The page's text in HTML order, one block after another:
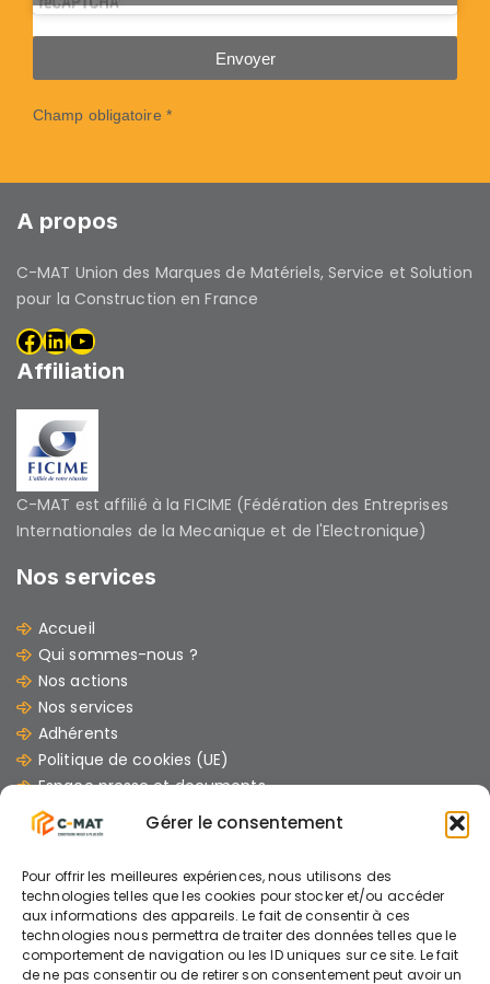
Gérer le consentement
Pour offrir les meilleures expériences, nous utilisons des
technologies telles que les cookies pour stocker et/ou accéder
aux informations des appareils. Le fait de consentir à ces
technologies nous permettra de traiter des données telles que le
comportement de navigation ou les ID uniques sur ce site. Le fait
de ne pas consentir ou de retirer son consentement peut avoir un
Envoyer
Champ obligatoire *
A propos
C-MAT Union des Marques de Matériels, Service et Solution
pour la Construction en France
Affiliation
C-MAT est affilié à la FICIME (Fédération des Entreprises
Internationales de la Mecanique et de l'Electronique)
Nos services
Accueil
Qui sommes-nous ?
Nos actions
Nos services
Adhérents
Politique de cookies (UE)
Espace presse et documents
Contacts
Les dernières Actus
07/07/2026
GUIDE : « Comment mener un chantier avec
des engins électriques »